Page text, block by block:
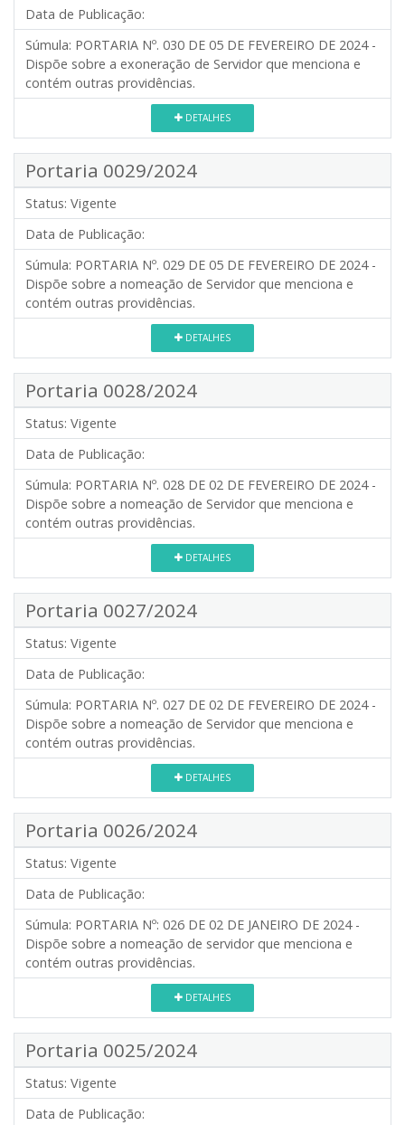
Data de Publicação:
Súmula: PORTARIA Nº. 030 DE 05 DE FEVEREIRO DE 2024 -
Dispõe sobre a exoneração de Servidor que menciona e
contém outras providências.
DETALHES
Portaria 0029/2024
Status: Vigente
Data de Publicação:
Súmula: PORTARIA Nº. 029 DE 05 DE FEVEREIRO DE 2024 -
Dispõe sobre a nomeação de Servidor que menciona e
contém outras providências.
DETALHES
Portaria 0028/2024
Status: Vigente
Data de Publicação:
Súmula: PORTARIA Nº. 028 DE 02 DE FEVEREIRO DE 2024 -
Dispõe sobre a nomeação de Servidor que menciona e
contém outras providências.
DETALHES
Portaria 0027/2024
Status: Vigente
Data de Publicação:
Súmula: PORTARIA Nº. 027 DE 02 DE FEVEREIRO DE 2024 -
Dispõe sobre a nomeação de Servidor que menciona e
contém outras providências.
DETALHES
Portaria 0026/2024
Status: Vigente
Data de Publicação:
Súmula: PORTARIA Nº: 026 DE 02 DE JANEIRO DE 2024 -
Dispõe sobre a nomeação de servidor que menciona e
contém outras providências.
DETALHES
Portaria 0025/2024
Status: Vigente
Data de Publicação: